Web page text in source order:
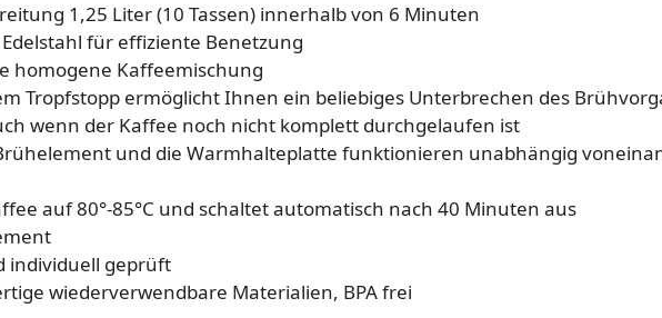
1,25 Liter (10 Tassen) innerhalb von 6 Minuten
für effiziente Benetzung
homogene Kaffeemischung
Tropfstopp ermöglicht Ihnen ein beliebiges Unterbrechen des
wenn der Kaffee noch nicht komplett durchgelaufen ist
und die Warmhalteplatte funktionieren unabhängig
auf 80°-85°C und schaltet automatisch nach 40 Minuten aus
individuell geprüft
wiederverwendbare Materialien, BPA frei